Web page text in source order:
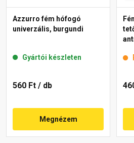
Azzurro fém hófogó
univerzális, burgundi
Gyártói készleten
560 Ft / db
Megnézem